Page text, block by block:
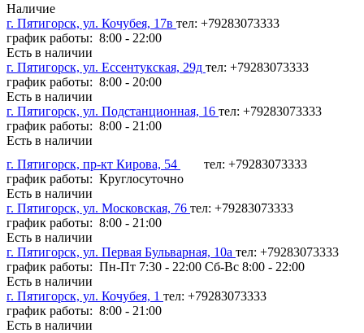
Наличие
г. Пятигорск, ул. Кочубея, 17в тел: +79283073333
график работы: 8:00 - 22:00
Есть в наличии
г. Пятигорск, ул. Ессентукская, 29д тел: +79283073333
график работы: 8:00 - 20:00
Есть в наличии
г. Пятигорск, ул. Подстанционная, 16 тел: +79283073333
график работы: 8:00 - 21:00
Есть в наличии
г. Пятигорск, пр-кт Кирова, 54
тел: +79283073333
график работы: Круглосуточно
Есть в наличии
г. Пятигорск, ул. Московская, 76 тел: +79283073333
график работы: 8:00 - 21:00
Есть в наличии
г. Пятигорск, ул. Первая Бульварная, 10а тел: +79283073333
график работы: Пн-Пт 7:30 - 22:00 Сб-Вс 8:00 - 22:00
Есть в наличии
г. Пятигорск, ул. Кочубея, 1 тел: +79283073333
график работы: 8:00 - 21:00
Есть в наличии